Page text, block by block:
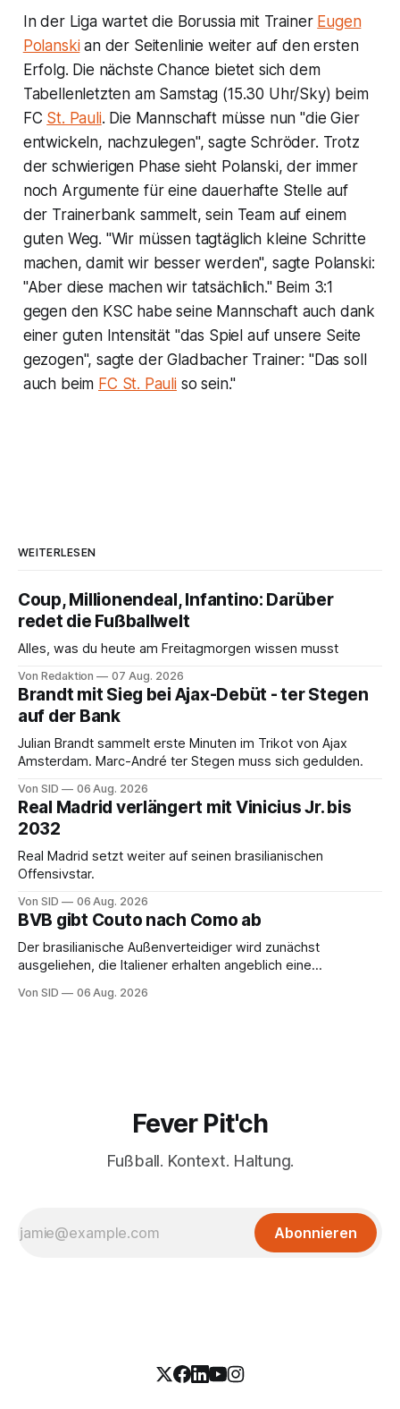
In der Liga wartet die Borussia mit Trainer Eugen
Polanskian der Seitenlinie weiter auf den ersten
Erfolg. Die nächste Chance bietet sich dem
Tabellenletzten am Samstag (15.30 Uhr/Sky) beim
FC St. Pauli. Die Mannschaft müsse nun "die Gier
entwickeln, nachzulegen", sagte Schröder. Trotz
der schwierigen Phase sieht Polanski, der immer
noch Argumente für eine dauerhafte Stelle auf
der Trainerbank sammelt, sein Team auf einem
guten Weg. "Wir müssen tagtäglich kleine Schritte
machen, damit wir besser werden", sagte Polanski:
"Aber diese machen wir tatsächlich." Beim 3:1
gegen den KSC habe seine Mannschaft auch dank
einer guten Intensität "das Spiel auf unsere Seite
gezogen", sagte der Gladbacher Trainer: "Das soll
auch beim FC St. Pauliso sein."
WEITERLESEN
Coup, Millionendeal, Infantino: Darüber
redet die Fußballwelt
Alles, was du heute am Freitagmorgen wissen musst
Von Redaktion 07 Aug. 2026
Brandt mit Sieg bei Ajax-Debüt - ter Stegen
auf der Bank
Julian Brandt sammelt erste Minuten im Trikot von Ajax
Amsterdam. Marc-André ter Stegen muss sich gedulden.
Von SID 06 Aug. 2026
Real Madrid verlängert mit Vinicius Jr. bis
2032
Real Madrid setzt weiter auf seinen brasilianischen
Offensivstar.
Von SID 06 Aug. 2026
BVB gibt Couto nach Como ab
Der brasilianische Außenverteidiger wird zunächst
ausgeliehen, die Italiener erhalten angeblich eine
Von SID 06 Aug. 2026
Fever Pit'ch
Fußball. Kontext. Haltung.
Abonnieren